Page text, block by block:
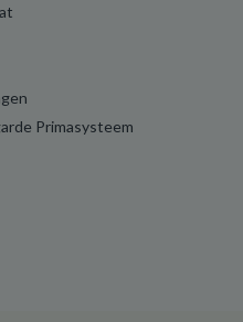
Primasysteem